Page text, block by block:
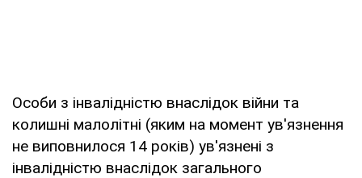
Особи з інвалідністю внаслідок війни та
колишні малолітні (яким на момент ув'язнення
не виповнилося 14 років) ув'язнені з
інвалідністю внаслідок загального